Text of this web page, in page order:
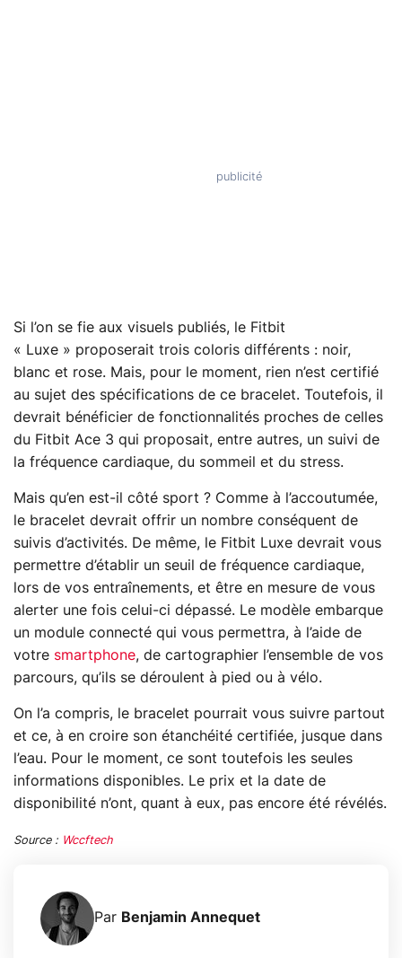
Si l’on se fie aux visuels publiés, le Fitbit
« Luxe » proposerait trois coloris différents : noir,
blanc et rose. Mais, pour le moment, rien n’est certifié
au sujet des spécifications de ce bracelet. Toutefois, il
devrait bénéficier de fonctionnalités proches de celles
du Fitbit Ace 3 qui proposait, entre autres, un suivi de
la fréquence cardiaque, du sommeil et du stress.
Mais qu’en est-il côté sport ? Comme à l’accoutumée,
le bracelet devrait offrir un nombre conséquent de
suivis d’activités. De même, le Fitbit Luxe devrait vous
permettre d’établir un seuil de fréquence cardiaque,
lors de vos entraînements, et être en mesure de vous
alerter une fois celui-ci dépassé. Le modèle embarque
un module connecté qui vous permettra, à l’aide de
votre smartphone, de cartographier l’ensemble de vos
parcours, qu’ils se déroulent à pied ou à vélo.
On l’a compris, le bracelet pourrait vous suivre partout
et ce, à en croire son étanchéité certifiée, jusque dans
l’eau. Pour le moment, ce sont toutefois les seules
informations disponibles. Le prix et la date de
disponibilité n’ont, quant à eux, pas encore été révélés.
Source : Wccftech
Par Benjamin Annequet